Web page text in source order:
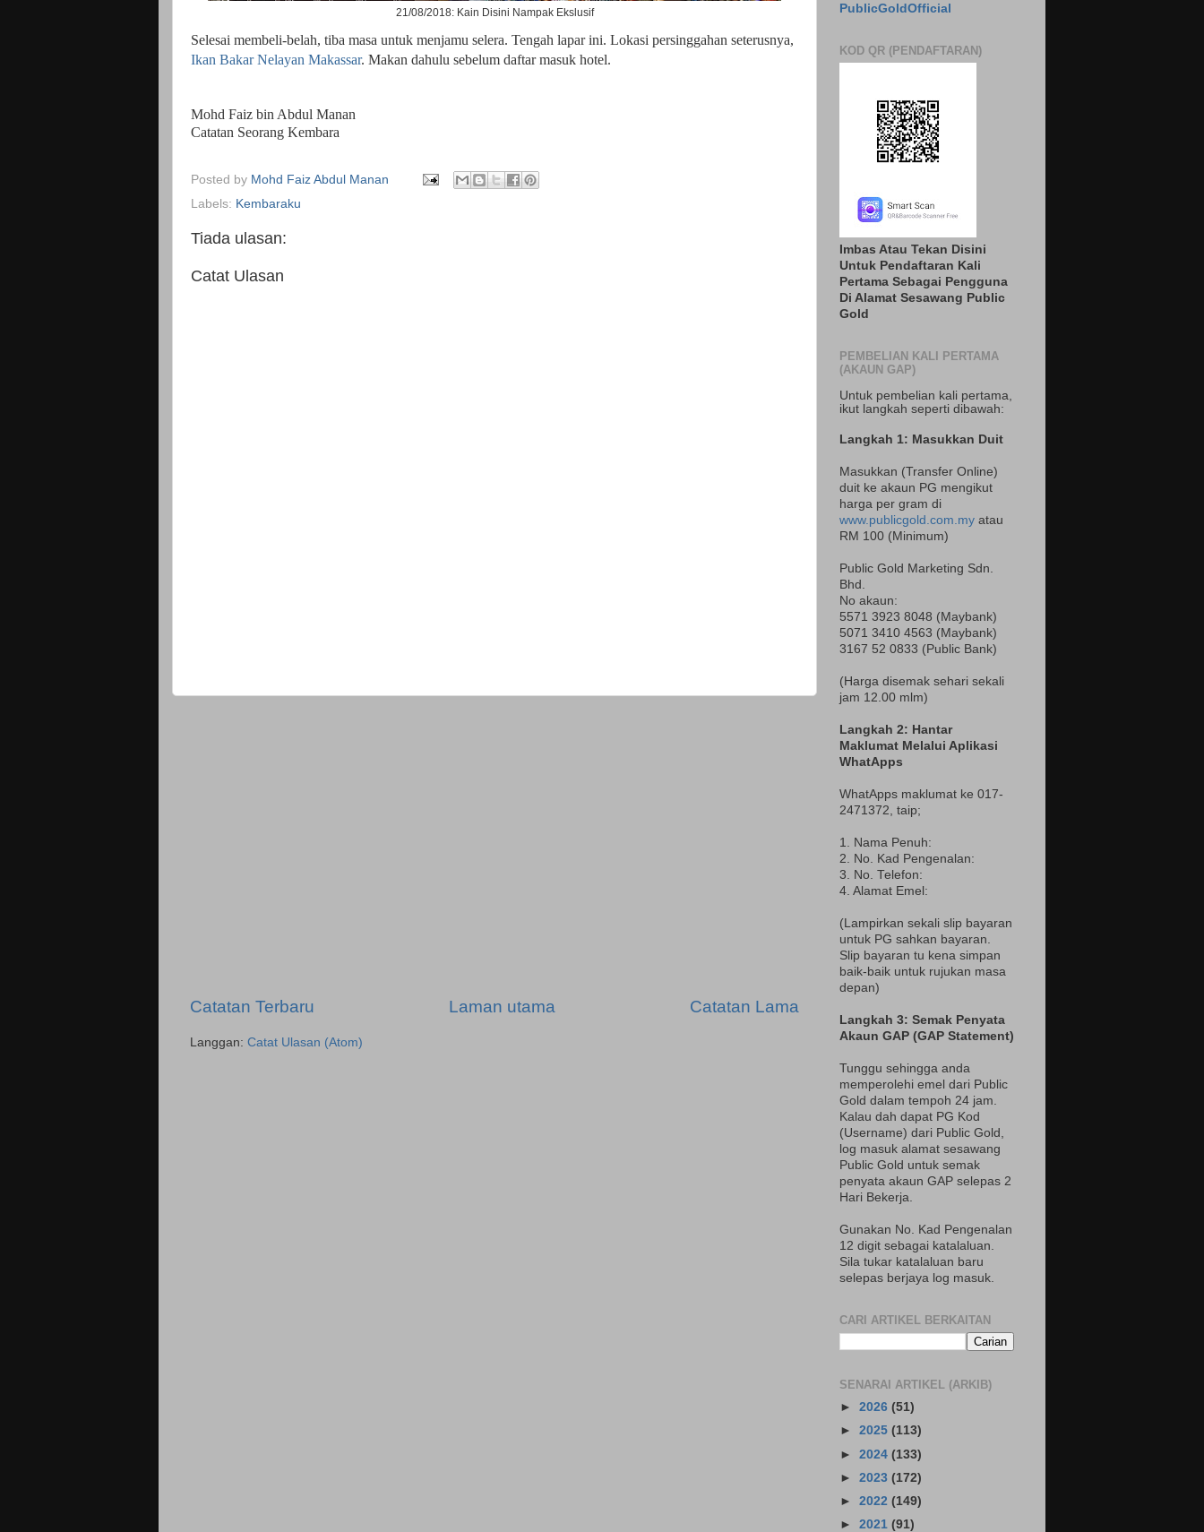
21/08/2018: Kain Disini Nampak Ekslusif
Selesai membeli-belah, tiba masa untuk menjamu selera. Tengah lapar ini. Lokasi persinggahan seterusnya,
Ikan Bakar Nelayan Makassar. Makan dahulu sebelum daftar masuk hotel.
Mohd Faiz bin Abdul Manan
Catatan Seorang Kembara
Posted by Mohd Faiz Abdul Manan
Labels: Kembaraku
Tiada ulasan:
Catat Ulasan
Catatan Terbaru Catatan Lama
Laman utama
Langgan: Catat Ulasan (Atom)
PublicGoldOfficial
KOD QR (PENDAFTARAN)
Imbas Atau Tekan Disini
Untuk Pendaftaran Kali
Pertama Sebagai Pengguna
Di Alamat Sesawang Public
Gold
PEMBELIAN KALI PERTAMA
(AKAUN GAP)
Untuk pembelian kali pertama,
ikut langkah seperti dibawah:
Langkah 1: Masukkan Duit
Masukkan (Transfer Online)
duit ke akaun PG mengikut
harga per gram di
www.publicgold.com.my atau
RM 100 (Minimum)
Public Gold Marketing Sdn.
Bhd.
No akaun:
5571 3923 8048 (Maybank)
5071 3410 4563 (Maybank)
3167 52 0833 (Public Bank)
(Harga disemak sehari sekali
jam 12.00 mlm)
Langkah 2: Hantar
Maklumat Melalui Aplikasi
WhatApps
WhatApps maklumat ke 017-
2471372 , taip;
1. Nama Penuh:
2. No. Kad Pengenalan:
3. No. Telefon:
4. Alamat Emel:
(Lampirkan sekali slip bayaran
untuk PG sahkan bayaran.
Slip bayaran tu kena simpan
baik-baik untuk rujukan masa
depan)
Langkah 3: Semak Penyata
Akaun GAP (GAP Statement)
Tunggu sehingga anda
memperolehi emel dari Public
Gold dalam tempoh 24 jam.
Kalau dah dapat PG Kod
(Username) dari Public Gold,
log masuk alamat sesawang
Public Gold untuk semak
penyata akaun GAP selepas 2
Hari Bekerja.
Gunakan No. Kad Pengenalan
12 digit sebagai katalaluan.
Sila tukar katalaluan baru
selepas berjaya log masuk.
CARI ARTIKEL BERKAITAN
SENARAI ARTIKEL (ARKIB)
► 2026 (51)
► 2025 (113)
► 2024 (133)
► 2023 (172)
► 2022 (149)
► 2021 (91)